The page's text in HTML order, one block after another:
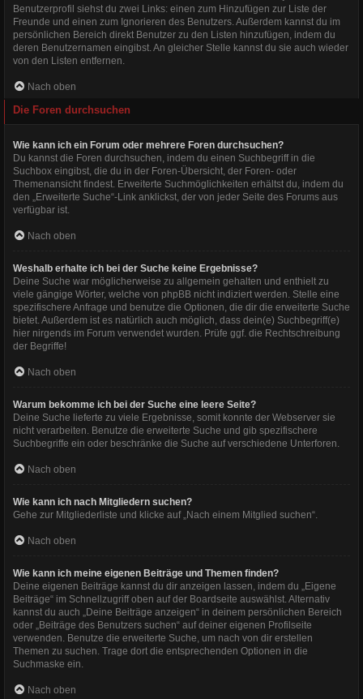
Benutzerprofil siehst du zwei Links: einen zum Hinzufügen zur Liste der
Freunde und einen zum Ignorieren des Benutzers. Außerdem kannst du im
persönlichen Bereich direkt Benutzer zu den Listen hinzufügen, indem du
deren Benutzernamen eingibst. An gleicher Stelle kannst du sie auch wieder
von den Listen entfernen.
Nach oben
Die Foren durchsuchen
Wie kann ich ein Forum oder mehrere Foren durchsuchen?
Du kannst die Foren durchsuchen, indem du einen Suchbegriff in die
Suchbox eingibst, die du in der Foren-Übersicht, der Foren- oder
Themenansicht findest. Erweiterte Suchmöglichkeiten erhältst du, indem du
den „Erweiterte Suche“-Link anklickst, der von jeder Seite des Forums aus
verfügbar ist.
Nach oben
Weshalb erhalte ich bei der Suche keine Ergebnisse?
Deine Suche war möglicherweise zu allgemein gehalten und enthielt zu
viele gängige Wörter, welche von phpBB nicht indiziert werden. Stelle eine
spezifischere Anfrage und benutze die Optionen, die dir die erweiterte Suche
bietet. Außerdem ist es natürlich auch möglich, dass dein(e) Suchbegriff(e)
hier nirgends im Forum verwendet wurden. Prüfe ggf. die Rechtschreibung
der Begriffe!
Nach oben
Warum bekomme ich bei der Suche eine leere Seite?
Deine Suche lieferte zu viele Ergebnisse, somit konnte der Webserver sie
nicht verarbeiten. Benutze die erweiterte Suche und gib spezifischere
Suchbegriffe ein oder beschränke die Suche auf verschiedene Unterforen.
Nach oben
Wie kann ich nach Mitgliedern suchen?
Gehe zur Mitgliederliste und klicke auf „Nach einem Mitglied suchen“.
Nach oben
Wie kann ich meine eigenen Beiträge und Themen finden?
Deine eigenen Beiträge kannst du dir anzeigen lassen, indem du „Eigene
Beiträge“ im Schnellzugriff oben auf der Boardseite auswählst. Alternativ
kannst du auch „Deine Beiträge anzeigen“ in deinem persönlichen Bereich
oder „Beiträge des Benutzers suchen“ auf deiner eigenen Profilseite
verwenden. Benutze die erweiterte Suche, um nach von dir erstellen
Themen zu suchen. Trage dort die entsprechenden Optionen in die
Suchmaske ein.
Nach oben